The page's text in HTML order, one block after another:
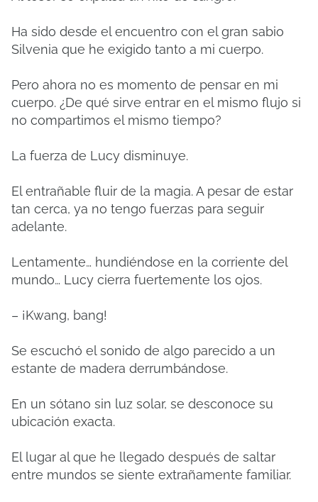
Ha sido desde el encuentro con el gran sabio
Silvenia que he exigido tanto a mi cuerpo.
Pero ahora no es momento de pensar en mi
cuerpo. ¿De qué sirve entrar en el mismo flujo si
no compartimos el mismo tiempo?
La fuerza de Lucy disminuye.
El entrañable fluir de la magia. A pesar de estar
tan cerca, ya no tengo fuerzas para seguir
adelante.
Lentamente… hundiéndose en la corriente del
mundo… Lucy cierra fuertemente los ojos.
– ¡Kwang, bang!
Se escuchó el sonido de algo parecido a un
estante de madera derrumbándose.
En un sótano sin luz solar, se desconoce su
ubicación exacta.
El lugar al que he llegado después de saltar
entre mundos se siente extrañamente familiar.